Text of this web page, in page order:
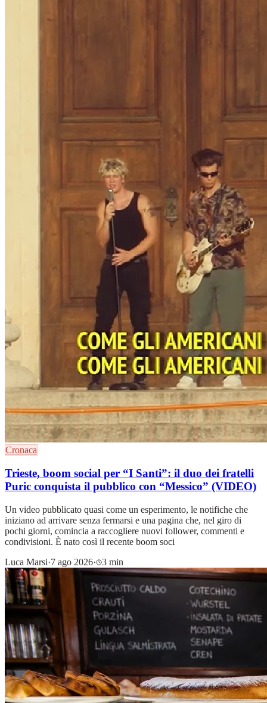
Cronaca
Trieste, boom social per “I Santi”: il duo dei fratelli
Puric conquista il pubblico con “Messico” (VIDEO)
Un video pubblicato quasi come un esperimento, le notifiche che
iniziano ad arrivare senza fermarsi e una pagina che, nel giro di
pochi giorni, comincia a raccogliere nuovi follower, commenti e
condivisioni. È nato così il recente boom soci
Luca Marsi·7 ago 2026· 3 min